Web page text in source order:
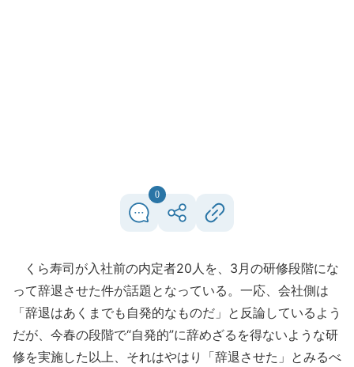
0
くら寿司が入社前の内定者20人を、3月の研修段階にな
って辞退させた件が話題となっている。一応、会社側は
「辞退はあくまでも自発的なものだ」と反論しているよう
だが、今春の段階で“自発的”に辞めざるを得ないような研
修を実施した以上、それはやはり「辞退させた」とみるべ